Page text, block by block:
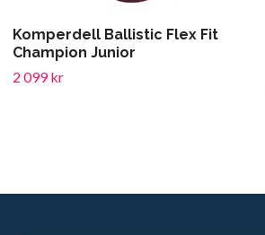
Komperdell Ballistic Flex Fit
Champion Junior
2 099 kr